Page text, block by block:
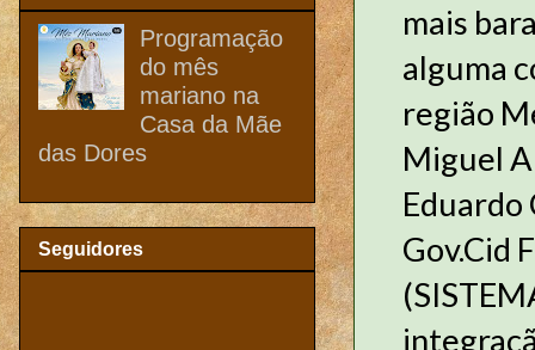
mais
alguma
região
Miguel
Eduardo
Gov.Cid
Programação
do mês
mariano na
Casa da Mãe
das Dores
Seguidores